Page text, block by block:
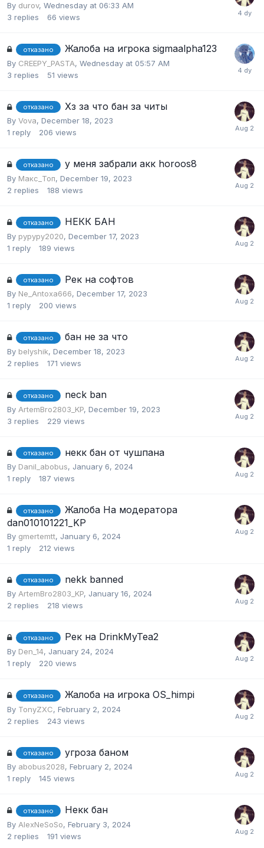
By durov, Wednesday at 06:33 AM
3 replies 66 views
отказано Жалоба на игрока sigmaalpha123
By CREEPY_PASTA, Wednesday at 05:57 AM
3 replies 51 views
отказано Хз за что бан за читы
By Vova, December 18, 2023
1 reply 206 views
отказано у меня забрали акк horoos8
By Макс_Топ, December 19, 2023
2 replies 188 views
отказано НЕКК БАН
By pypypy2020, December 17, 2023
1 reply 189 views
отказано Рек на софтов
By Ne_Antoxa666, December 17, 2023
1 reply 200 views
отказано бан не за что
By belyshik, December 18, 2023
2 replies 171 views
отказано neck ban
By ArtemBro2803_KP, December 19, 2023
3 replies 229 views
отказано некк бан от чушпана
By Danil_abobus, January 6, 2024
1 reply 187 views
отказано
Жалоба На модератора
dan010101221_KP
By gmertemtt, January 6, 2024
1 reply 212 views
отказано nekk banned
By ArtemBro2803_KP, January 16, 2024
2 replies 218 views
отказано Рек на DrinkMyTea2
By Den_14, January 24, 2024
1 reply 220 views
отказано Жалоба на игрока OS_himpi
By TonyZXC, February 2, 2024
2 replies 243 views
отказано угроза баном
By abobus2028, February 2, 2024
1 reply 145 views
отказано Некк бан
By AlexNeSoSo, February 3, 2024
2 replies 191 views